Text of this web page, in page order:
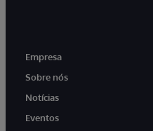
Empresa
Sobre nós
Notícias
Eventos